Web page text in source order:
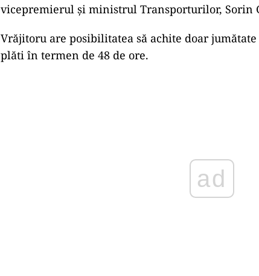
vicepremierul și ministrul Transporturilor, Sorin
Vrăjitoru are posibilitatea să achite doar
plăti în termen de 48 de ore.